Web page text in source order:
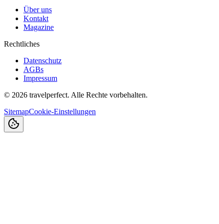
Über uns
Kontakt
Magazine
Rechtliches
Datenschutz
AGBs
Impressum
© 2026 travelperfect. Alle Rechte vorbehalten.
SitemapCookie-Einstellungen